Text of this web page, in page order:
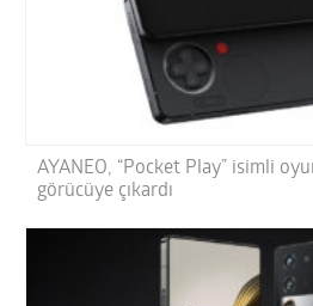
AYANEO, “Pocket Play” isimli
görücüye çıkardı